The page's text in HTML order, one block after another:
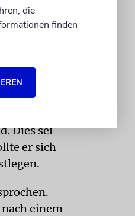
mit
die
Dies sei
er sich
nach einem
die
finden